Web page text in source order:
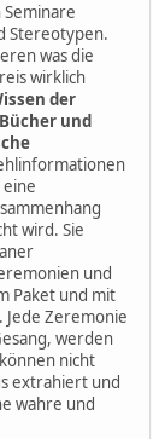
Stereotypen.
was die
wirklich
der
und
wird. Sie
und
Paket und mit
Zeremonie
werden
nicht
extrahiert und
wahre und